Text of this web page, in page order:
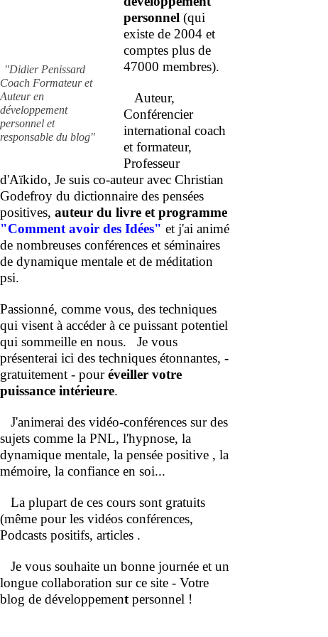
"Didier Penissard
Coach Formateur et
Auteur en
développement
personnel et
responsable du blog"
personnel (qui
existe de 2004 et
comptes plus de
47000 membres).
Auteur,
Conférencier
international coach
et formateur,
Professeur
d'Aïkido, Je suis co-auteur avec Christian
Godefroy du dictionnaire des pensées
positives, auteur du livre et programme
"Comment avoir des Idées" et j'ai animé
de nombreuses conférences et séminaires
de dynamique mentale et de méditation
psi.
Passionné, comme vous, des techniques
qui visent à accéder à ce puissant potentiel
qui sommeille en nous. Je vous
présenterai ici des techniques étonnantes, -
gratuitement - pouréveiller votre
puissance intérieure.
J'animerai des vidéo-conférences sur des
sujets comme la PNL, l'hypnose, la
dynamique mentale, la pensée positive , la
mémoire, la confiance en soi...
La plupart de ces cours sont gratuits
(même pour les vidéos conférences,
Podcasts positifs, articles .
Je vous souhaite un bonne journée et un
longue collaboration sur ce site - Votre
blog de développement personnel !